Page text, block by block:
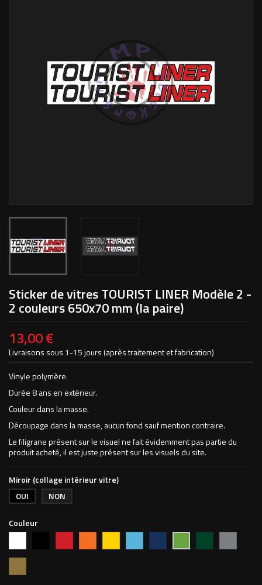
Sticker de vitres TOURIST LINER Modèle 2 -
2 couleurs 650x70 mm (la paire)
13,00 €
Livraisons sous 1-15 jours (après traitement et fabrication)
Vinyle polymère.
Durée 8 ans en extérieur.
Couleur dans la masse.
Découpage dans la masse, aucun fond sauf mention contraire.
Le filigrane présent sur le visuel ne fait évidemment pas partie du
produit acheté, il est juste présent sur les visuels du site.
Miroir (collage intérieur vitre)
OUI
NON
Couleur
vif
clair
foncé pommeforêt